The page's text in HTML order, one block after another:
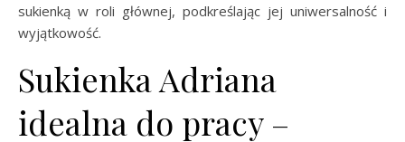
sukienką w roli głównej, podkreślając jej uniwersalność i
wyjątkowość.
Sukienka Adriana
idealna do pracy –